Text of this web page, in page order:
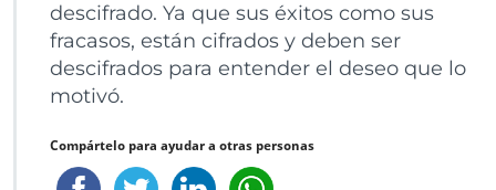
descifrado. Ya que sus éxitos como sus
fracasos, están cifrados y deben ser
descifrados para entender el deseo que lo
motivó.
Compártelo para ayudar a otras personas